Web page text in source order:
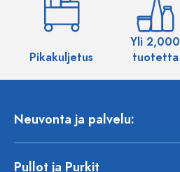
Pikakuljetus
Yli 2,000
tuotetta
Neuvonta ja palvelu:
Pullot ja Purkit